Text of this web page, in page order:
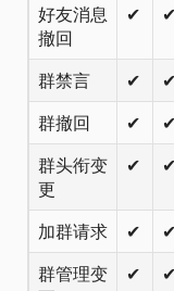
好友消息
撤回
✔ ✔
群禁言 ✔
✔
群撤回
✔
✔
群头衔变
更
✔ ✔
加群请求 ✔
✔
群管理变
✔ ✔